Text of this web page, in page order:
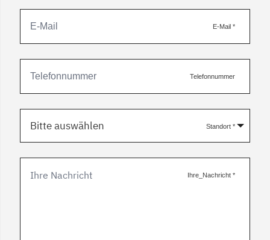
E-Mail *
Telefonnummer
Standort *
Bitte auswählen
Ihre_Nachricht *